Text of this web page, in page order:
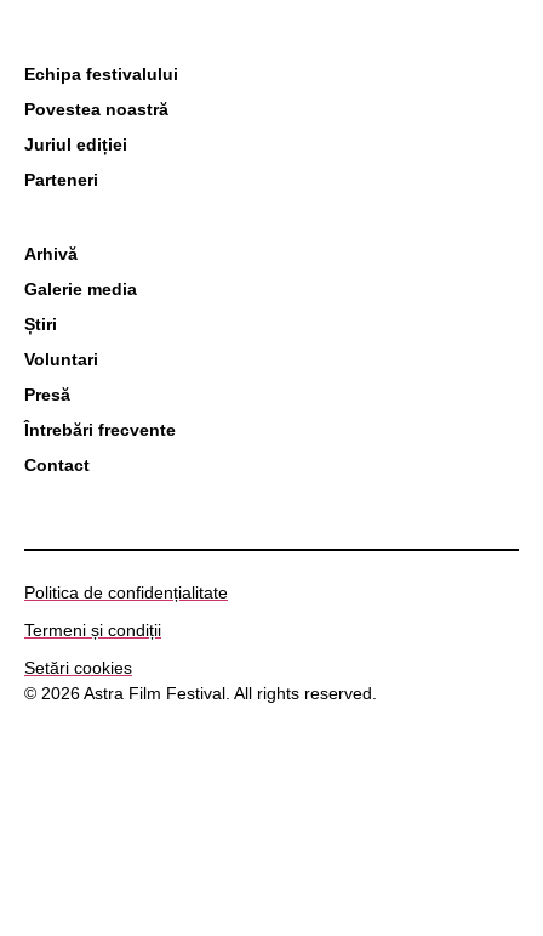
Arhivă
Galerie media
Știri
Voluntari
Presă
Întrebări frecvente
Contact
Echipa festivalului
Povestea noastră
Juriul ediției
Parteneri
Politica de confidențialitate
Termeni și condiții
Setări cookies
© 2026 Astra Film Festival. All rights reserved.